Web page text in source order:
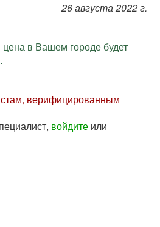
26 августа 2022 г.
в Вашем городе будет
верифицированным
войдите или